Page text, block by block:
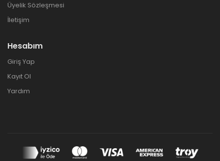
Üyelik Sözleşmesi
İletişim
Hesabım
Giriş Yap
Kayıt Ol
Yardım